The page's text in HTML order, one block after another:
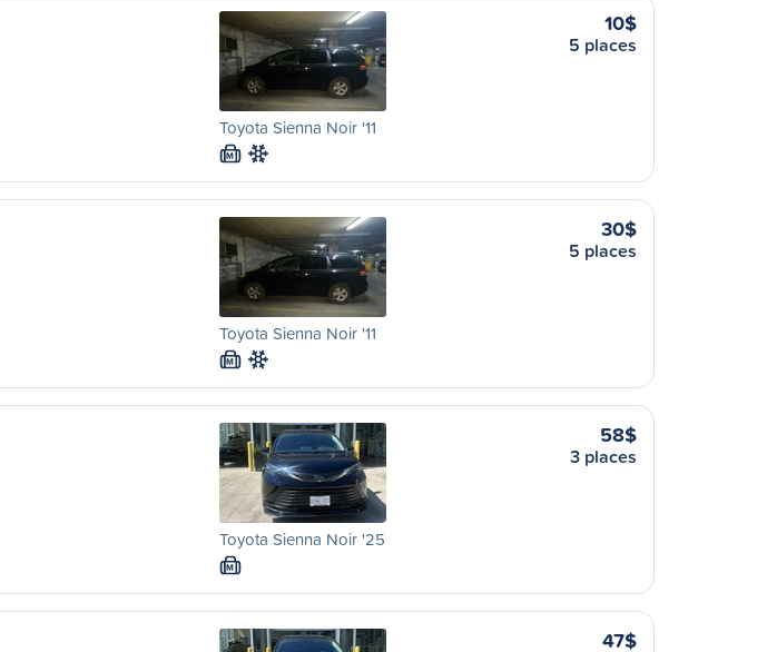
Toyota Sienna Noir '11
M
10$
5 places
Toyota Sienna Noir '11
M
30$
5 places
Toyota Sienna Noir '25
M
58$
3 places
47$